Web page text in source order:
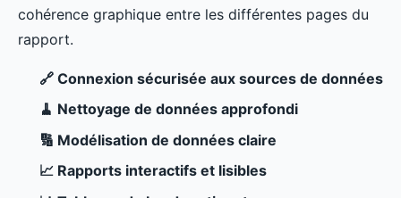
cohérence graphique entre les différentes pages du
rapport.
🔗 Connexion sécurisée aux sources de données
🧹 Nettoyage de données approfondi
🔢 Modélisation de données claire
📈 Rapports interactifs et lisibles